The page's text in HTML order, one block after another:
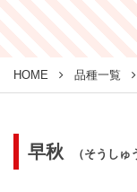
HOME 品種一覧
早秋 （そうし